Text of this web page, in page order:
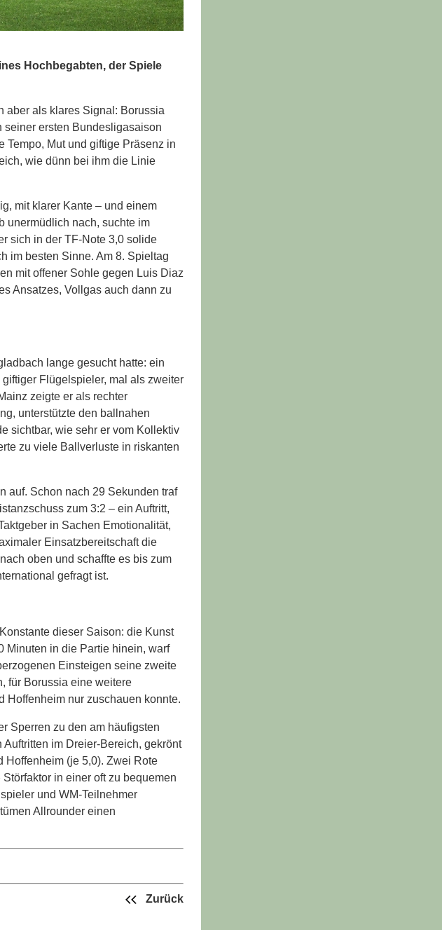
Hochbegabten, der Spiele
aber als klares Signal: Borussia
seiner ersten Bundesligasaison
Tempo, Mut und giftige Präsenz in
wie dünn bei ihm die Linie
mit klarer Kante – und einem
unermüdlich nach, suchte im
sich in der TF-Note 3,0 solide
im besten Sinne. Am 8. Spieltag
mit offener Sohle gegen Luis Diaz
Ansatzes, Vollgas auch dann zu
lange gesucht hatte: ein
Flügelspieler, mal als zweiter
zeigte er als rechter
unterstützte den ballnahen
sichtbar, wie sehr er vom Kollektiv
zu viele Ballverluste in riskanten
auf. Schon nach 29 Sekunden traf
zum 3:2 – ein Auftritt,
in Sachen Emotionalität,
Einsatzbereitschaft die
oben und schaffte es bis zum
gefragt ist.
dieser Saison: die Kunst
Minuten in die Partie hinein, warf
Einsteigen seine zweite
für Borussia eine weitere
Hoffenheim nur zuschauen konnte.
Sperren zu den am häufigsten
im Dreier-Bereich, gekrönt
Hoffenheim (je 5,0). Zwei Rote
in einer oft zu bequemen
und WM-Teilnehmer
Allrounder einen
Zurück